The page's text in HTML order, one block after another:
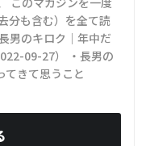
分も含む）を全て読
男のキロク｜年中だ
09-27） ・長男の
てきて思うこと